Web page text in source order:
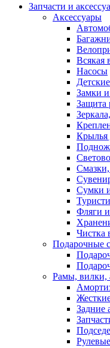
Запчасти и
Аксессуары
Всякая
Насосы
Замки
Защита
Крылья
Сумки
Фляги
Чистка
Подарочные
Рамы, вилки,
Задние